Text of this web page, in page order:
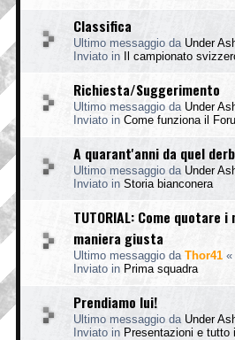
Classifica
Ultimo messaggio da Under
Inviato in
Il campionato
Richiesta/Suggerimento
Ultimo messaggio da Under
Inviato in Come funziona il
A quarant'anni da quel
Ultimo messaggio da Under
Inviato in Storia bianconera
TUTORIAL: Come quotare
maniera giusta
Ultimo messaggio da Thor41 «
Inviato in Prima squadra
Prendiamo lui!
Ultimo messaggio da Under
Inviato in Presentazioni e tutto